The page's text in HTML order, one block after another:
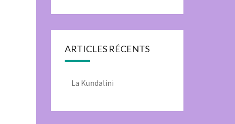
ARTICLES RÉCENTS
La Kundalini